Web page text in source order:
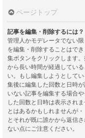
ページトップ
記事を編集・削除するには？
管理人かモデレータでない
を編集・削除することはで
集ボタンをクリックします
から長い時間が経過してい
い。もし編集しようとして
集後に編集した回数と日時
いない記事を編集する場合
した回数と日時は表示され
とはあるかもしれませんが
とそれが既に誰かから返信
ない点にご注意ください。